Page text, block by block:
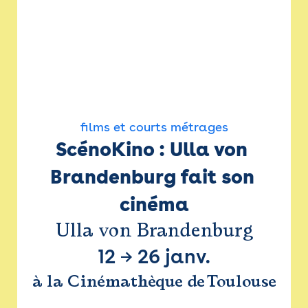
films et courts métrages
ScénoKino : Ulla von
Brandenburg fait son
cinéma
Ulla von Brandenburg
12 → 26 janv.
à la Cinémathèque de Toulouse